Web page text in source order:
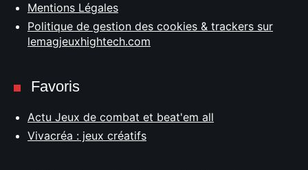
Mentions Légales
Politique de gestion des cookies & trackers sur
lemagjeuxhightech.com
Favoris
Actu Jeux de combat et beat'em all
Vivacréa : jeux créatifs